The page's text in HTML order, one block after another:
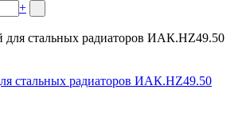
+
стальных радиаторов ИАК.НZ49.50